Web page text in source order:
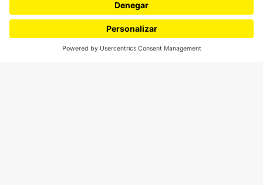
¿Quieres escribir en 070?